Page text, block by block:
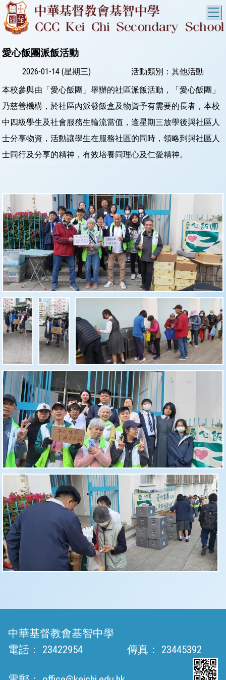
愛心飯團派飯活動
2026-01-14 (星期三)
活動類別：其他活動
本校參與由「愛心飯團」舉辦的社區派飯活動，「愛心飯團」
乃慈善機構，於社區內派發飯盒及物資予有需要的長者，本校
中四級學生及社會服務生輪流當值，逢星期三放學後與社區人
士分享物資，活動讓學生在服務社區的同時，領略到與社區人
士同行及分享的精神，有效培養同理心及仁愛精神。
中華基督教會基智中學
電話：
23422954 傳真： 23445392